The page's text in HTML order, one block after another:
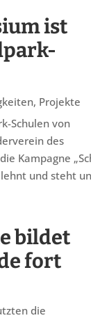
ist
, Projekte
Schulen von
des
Kampagne
und steht
bildet
fort
die